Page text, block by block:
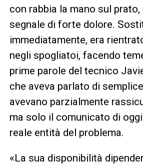
con rabbia la mano sul prato,
segnale di forte dolore.
immediatamente, era
negli spogliatoi, facendo
prime parole del tecnico
che aveva parlato di
avevano parzialmente
ma solo il comunicato di
reale entità del problema.
«La sua disponibilità